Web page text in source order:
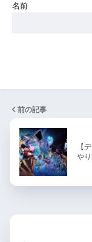
名前
前の記事
【
や